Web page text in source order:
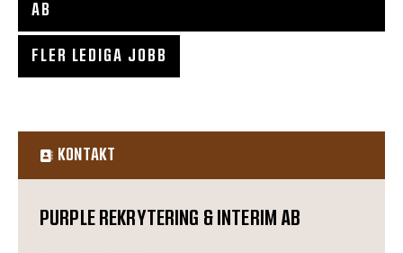
AB
FLER LEDIGA JOBB
KONTAKT
PURPLE REKRYTERING & INTERIM AB